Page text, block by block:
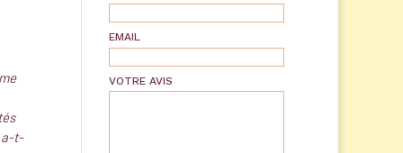
a-t-
EMAIL
VOTRE AVIS